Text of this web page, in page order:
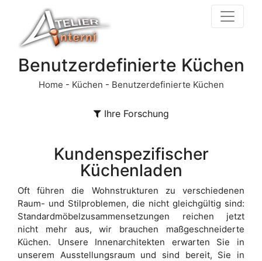
Benutzerdefinierte Küchen
Home - Küchen - Benutzerdefinierte Küchen
Ihre Forschung
Kundenspezifischer
Küchenladen
Oft führen die Wohnstrukturen zu verschiedenen
Raum- und Stilproblemen, die nicht gleichgültig sind:
Standardmöbelzusammensetzungen reichen jetzt
nicht mehr aus, wir brauchen maßgeschneiderte
Küchen. Unsere Innenarchitekten erwarten Sie in
unserem Ausstellungsraum und sind bereit, Sie in